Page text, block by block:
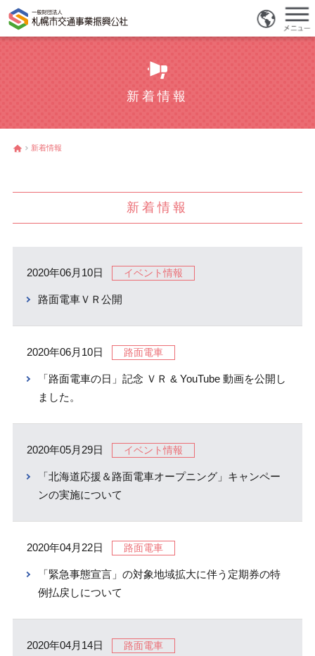
新着情報
新着情報
新着情報
2020年06月10日 イベント情報
路面電車ＶＲ公開
2020年06月10日 路面電車
「路面電車の日」記念 ＶＲ & YouTube 動画を公開し
ました。
2020年05月29日 イベント情報
「北海道応援＆路面電車オープニング」キャンペー
ンの実施について
2020年04月22日 路面電車
「緊急事態宣言」の対象地域拡大に伴う定期券の特
例払戻しについて
2020年04月14日 路面電車